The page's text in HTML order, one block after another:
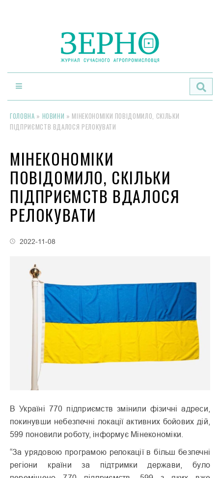
ГОЛОВНА » НОВИНИ » МІНЕКОНОМІКИ ПОВІДОМИЛО, СКІЛЬКИ
ПІДПРИЄМСТВ ВДАЛОСЯ РЕЛОКУВАТИ
МІНЕКОНОМІКИ
ПОВІДОМИЛО, СКІЛЬКИ
ПІДПРИЄМСТВ ВДАЛОСЯ
РЕЛОКУВАТИ
2022-11-08
В Україні 770 підприємств змінили фізичні адреси,
покинувши небезпечні локації активних бойових дій,
599 поновили роботу, інформує Мінекономіки.
“За урядовою програмою релокації в більш безпечні
регіони країни за підтримки держави, було